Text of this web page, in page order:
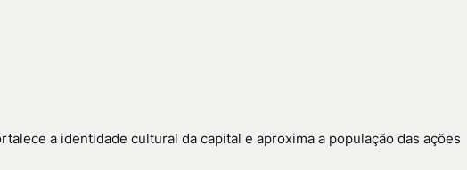
a identidade cultural da capital e aproxima a população das ações